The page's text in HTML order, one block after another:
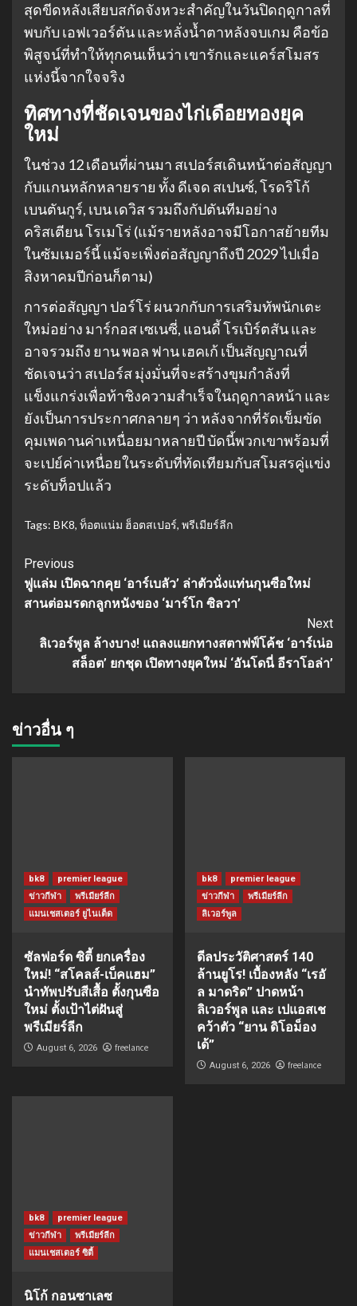
สุดขีดหลังเสียบสกัดจังหวะสำคัญในวันปิดฤดูกาลที่
พบกับ เอฟเวอร์ตัน และหลั่งน้ำตาหลังจบเกม คือข้อ
พิสูจน์ที่ทำให้ทุกคนเห็นว่า เขารักและแคร์สโมสร
แห่งนี้จากใจจริง
ทิศทางที่ชัดเจนของไก่เดือยทองยุค
ใหม่
ในช่วง 12 เดือนที่ผ่านมา สเปอร์สเดินหน้าต่อสัญญา
กับแกนหลักหลายราย ทั้ง ดีเจด สเปนซ์, โรดริโก้
เบนตันกูร์, เบน เดวิส รวมถึงกัปตันทีมอย่าง
คริสเตียน โรเมโร่ (แม้รายหลังอาจมีโอกาสย้ายทีม
ในซัมเมอร์นี้ แม้จะเพิ่งต่อสัญญาถึงปี 2029 ไปเมื่อ
สิงหาคมปีก่อนก็ตาม)
การต่อสัญญา ปอร์โร่ ผนวกกับการเสริมทัพนักเตะ
ใหม่อย่าง มาร์กอส เซเนซี่, แอนดี้ โรเบิร์ตสัน และ
อาจรวมถึง ยาน พอล ฟาน เฮคเก้ เป็นสัญญาณที่
ชัดเจนว่า สเปอร์ส มุ่งมั่นที่จะสร้างขุมกำลังที่
แข็งแกร่งเพื่อท้าชิงความสำเร็จในฤดูกาลหน้า และ
ยังเป็นการประกาศกลายๆ ว่า หลังจากที่รัดเข็มขัด
คุมเพดานค่าเหนื่อยมาหลายปี บัดนี้พวกเขาพร้อมที่
จะเปย์ค่าเหนื่อยในระดับที่ทัดเทียมกับสโมสรคู่แข่ง
ระดับท็อปแล้ว
Tags: BK8, ท็อตแน่ม ฮ็อตสเปอร์, พรีเมียร์ลีก
Continue
Reading
Previous
ฟูแล่ม เปิดฉากคุย ‘อาร์เบลัว’ ล่าตัวนั่งแท่นกุนซือใหม่
สานต่อมรดกลูกหนังของ ‘มาร์โก ซิลวา’
Next
ลิเวอร์พูล ล้างบาง! แถลงแยกทางสตาฟฟ์โค้ช ‘อาร์เน่อ
สล็อต’ ยกชุด เปิดทางยุคใหม่ ‘อันโดนี่ อีราโอล่า’
ข่าวอื่น ๆ
bk8
premier league
ข่าวกีฬา
พรีเมียร์ลีก
แมนเชสเตอร์ ยูไนเต็ด
ซัลฟอร์ด ซิตี้ ยกเครื่อง
ใหม่! “สโคลส์-เบ็คแฮม”
นำทัพปรับสีเสื้อ ตั้งกุนซือ
ใหม่ ตั้งเป้าไต่ฝันสู่
พรีเมียร์ลีก
August 6, 2026 freelance
bk8
premier league
ข่าวกีฬา
พรีเมียร์ลีก
ลิเวอร์พูล
ดีลประวัติศาสตร์ 140
ล้านยูโร! เบื้องหลัง “เรอั
ล มาดริด” ปาดหน้า
ลิเวอร์พูล และ เปแอสเช
คว้าตัว “ยาน ดิโอม็อง
เด้”
August 6, 2026 freelance
bk8
premier league
ข่าวกีฬา
พรีเมียร์ลีก
แมนเชสเตอร์ ซิตี้
นิโก้ กอนซาเลซ